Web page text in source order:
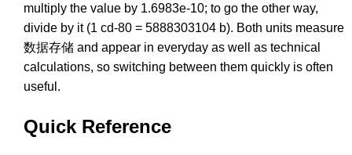
multiply the value by 1.6983e-10; to go the other way,
divide by it (1 cd-80 = 5888303104 b). Both units measure
数据存储 and appear in everyday as well as technical
calculations, so switching between them quickly is often
useful.
Quick Reference